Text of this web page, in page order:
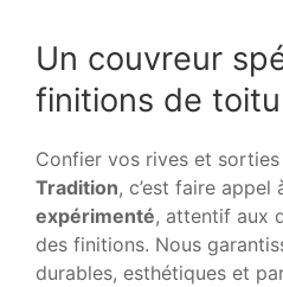
Un couvreur
finitions de
Confier vos rives et
Tradition, c’est faire appel
expérimenté, attentif aux
des finitions. Nous
durables, esthétiques et